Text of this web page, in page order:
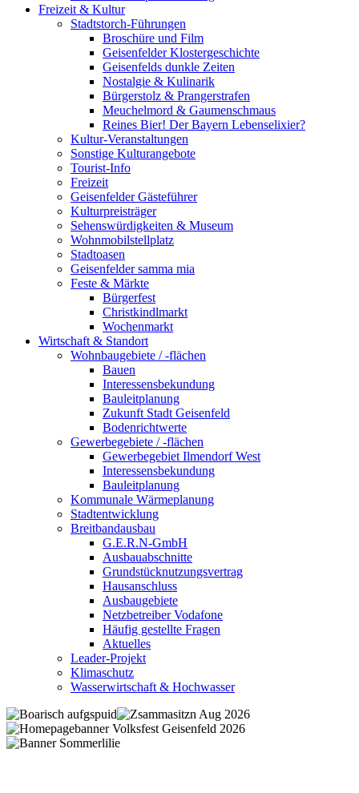
Freizeit & Kultur
Stadtstorch-Führungen
Broschüre und Film
Geisenfelder Klostergeschichte
Geisenfelds dunkle Zeiten
Nostalgie & Kulinarik
Bürgerstolz & Prangerstrafen
Meuchelmord & Gaumenschmaus
Reines Bier! Der Bayern Lebenselixier?
Kultur-Veranstaltungen
Sonstige Kulturangebote
Tourist-Info
Freizeit
Geisenfelder Gästeführer
Kulturpreisträger
Sehenswürdigkeiten & Museum
Wohnmobilstellplatz
Stadtoasen
Geisenfelder samma mia
Feste & Märkte
Bürgerfest
Christkindlmarkt
Wochenmarkt
Wirtschaft & Standort
Wohnbaugebiete / -flächen
Bauen
Interessensbekundung
Bauleitplanung
Zukunft Stadt Geisenfeld
Bodenrichtwerte
Gewerbegebiete / -flächen
Gewerbegebiet Ilmendorf West
Interessensbekundung
Bauleitplanung
Kommunale Wärmeplanung
Stadtentwicklung
Breitbandausbau
G.E.R.N-GmbH
Ausbauabschnitte
Grundstücknutzungsvertrag
Hausanschluss
Ausbaugebiete
Netzbetreiber Vodafone
Häufig gestellte Fragen
Aktuelles
Leader-Projekt
Klimaschutz
Wasserwirtschaft & Hochwasser